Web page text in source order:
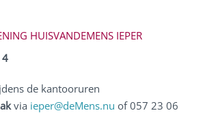
HUISVANDEMENS IEPER
4
de kantooruren
via ieper@deMens.nu of 057 23 06